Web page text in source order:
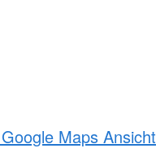
Maps Ansicht